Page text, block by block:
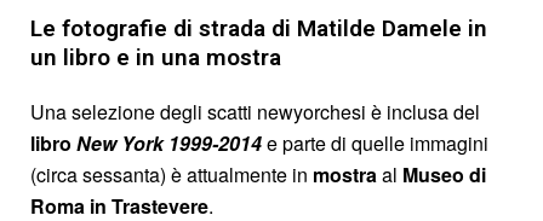
Le fotografie di strada di Matilde Damele in
un libro e in una mostra
Una selezione degli scatti newyorchesi è inclusa del
libro New York 1999-2014e parte di quelle immagini
(circa sessanta) è attualmente in mostraal Museo di
Roma in Trastevere.